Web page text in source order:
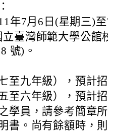
年7月6日(星期三)至
立臺灣師範大學公館
號)。
至九年級），預計招
至六年級），預計招
學員，請參考簡章所
書。尚有餘額時，則